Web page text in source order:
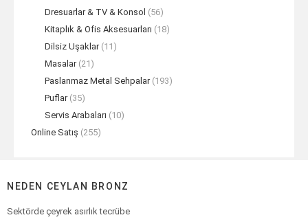
Dresuarlar & TV & Konsol (56)
Kitaplık & Ofis Aksesuarları (18)
Dilsiz Uşaklar (11)
Masalar (21)
Paslanmaz Metal Sehpalar (193)
Puflar (35)
Servis Arabaları (10)
Online Satış (255)
NEDEN CEYLAN BRONZ
Sektörde çeyrek asırlık tecrübe